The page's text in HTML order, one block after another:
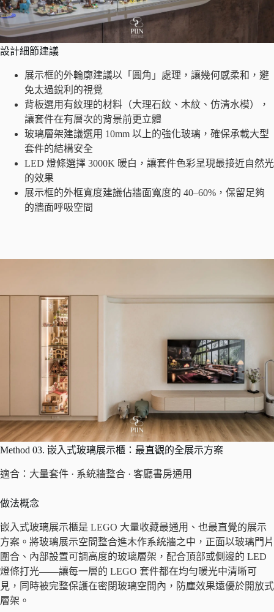
設計細節建議
展示框的外輪廓建議以「圓角」處理，讓幾何感柔和，避
免太過銳利的視覺
背板選用有紋理的材料（大理石紋、木紋、仿清水模），
讓套件在有層次的背景前更立體
玻璃層架建議選用 10mm 以上的強化玻璃，確保承載大型
套件的結構安全
LED 燈條選擇 3000K 暖白，讓套件色彩呈現最接近自然光
的效果
展示框的外框寬度建議佔牆面寬度的 40–60%，保留足夠
的牆面呼吸空間
Method 03. 嵌入式玻璃展示櫃：最直觀的全展示方案
適合：大量套件 · 系統牆整合 · 客廳書房通用
做法概念
嵌入式玻璃展示櫃是 LEGO 大量收藏最通用、也最直覺的展示
方案。將玻璃展示空間整合進木作系統牆之中，正面以玻璃門片
圍合、內部設置可調高度的玻璃層架，配合頂部或側邊的 LED
燈條打光——讓每一層的 LEGO 套件都在均勻暖光中清晰可
見，同時被完整保護在密閉玻璃空間內，防塵效果遠優於開放式
層架。